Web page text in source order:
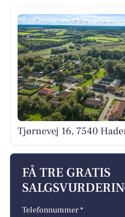
Tjørnevej 16, 7540
FÅ TRE GRATIS
Telefonnummer *